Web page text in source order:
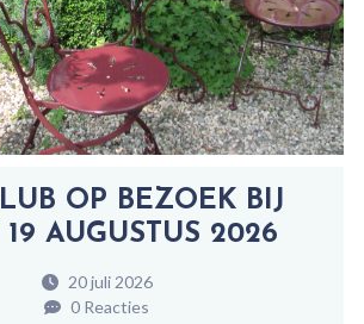
OP BEZOEK BIJ
19 AUGUSTUS 2026
20 juli 2026
0 Reacties